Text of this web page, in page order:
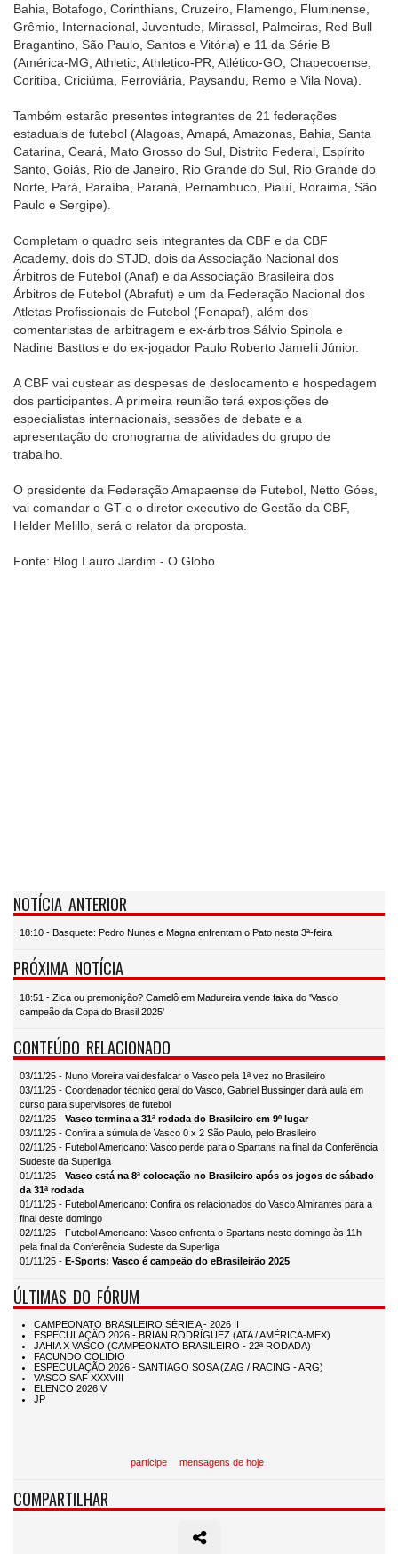
Bahia, Botafogo, Corinthians, Cruzeiro, Flamengo, Fluminense,
Grêmio, Internacional, Juventude, Mirassol, Palmeiras, Red Bull
Bragantino, São Paulo, Santos e Vitória) e 11 da Série B
(América-MG, Athletic, Athletico-PR, Atlético-GO, Chapecoense,
Coritiba, Criciúma, Ferroviária, Paysandu, Remo e Vila Nova).
Também estarão presentes integrantes de 21 federações
estaduais de futebol (Alagoas, Amapá, Amazonas, Bahia, Santa
Catarina, Ceará, Mato Grosso do Sul, Distrito Federal, Espírito
Santo, Goiás, Rio de Janeiro, Rio Grande do Sul, Rio Grande do
Norte, Pará, Paraíba, Paraná, Pernambuco, Piauí, Roraima, São
Paulo e Sergipe).
Completam o quadro seis integrantes da CBF e da CBF
Academy, dois do STJD, dois da Associação Nacional dos
Árbitros de Futebol (Anaf) e da Associação Brasileira dos
Árbitros de Futebol (Abrafut) e um da Federação Nacional dos
Atletas Profissionais de Futebol (Fenapaf), além dos
comentaristas de arbitragem e ex-árbitros Sálvio Spinola e
Nadine Basttos e do ex-jogador Paulo Roberto Jamelli Júnior.
A CBF vai custear as despesas de deslocamento e hospedagem
dos participantes. A primeira reunião terá exposições de
especialistas internacionais, sessões de debate e a
apresentação do cronograma de atividades do grupo de
trabalho.
O presidente da Federação Amapaense de Futebol, Netto Góes,
vai comandar o GT e o diretor executivo de Gestão da CBF,
Helder Melillo, será o relator da proposta.
Fonte: Blog Lauro Jardim - O Globo
NOTÍCIA ANTERIOR
18:10 - Basquete: Pedro Nunes e Magna enfrentam o Pato nesta 3ª-feira
PRÓXIMA NOTÍCIA
18:51 - Zica ou premonição? Camelô em Madureira vende faixa do 'Vasco
campeão da Copa do Brasil 2025'
CONTEÚDO RELACIONADO
03/11/25 - Nuno Moreira vai desfalcar o Vasco pela 1ª vez no Brasileiro
03/11/25 - Coordenador técnico geral do Vasco, Gabriel Bussinger dará aula em
curso para supervisores de futebol
02/11/25 - Vasco termina a 31ª rodada do Brasileiro em 9º lugar
03/11/25 - Confira a súmula de Vasco 0 x 2 São Paulo, pelo Brasileiro
02/11/25 - Futebol Americano: Vasco perde para o Spartans na final da Conferência
Sudeste da Superliga
01/11/25 - Vasco está na 8ª colocação no Brasileiro após os jogos de sábado
da 31ª rodada
01/11/25 - Futebol Americano: Confira os relacionados do Vasco Almirantes para a
final deste domingo
02/11/25 - Futebol Americano: Vasco enfrenta o Spartans neste domingo às 11h
pela final da Conferência Sudeste da Superliga
01/11/25 - E-Sports: Vasco é campeão do eBrasileirão 2025
ÚLTIMAS DO FÓRUM
participe mensagens de hoje
COMPARTILHAR